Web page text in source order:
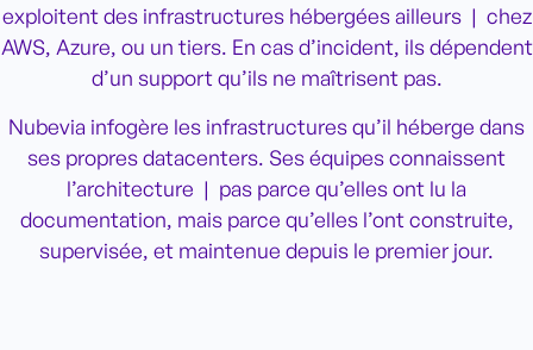
exploitent des infrastructures hébergées ailleurs | chez
AWS, Azure, ou un tiers. En cas d’incident, ils dépendent
d’un support qu’ils ne maîtrisent pas.
Nubevia infogère les infrastructures qu’il héberge dans
ses propres datacenters. Ses équipes connaissent
l’architecture | pas parce qu’elles ont lu la
documentation, mais parce qu’elles l’ont construite,
supervisée, et maintenue depuis le premier jour.